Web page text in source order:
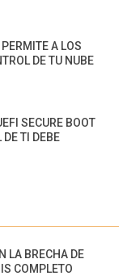
A LOS
DE TU NUBE
SECURE BOOT
TI DEBE
LA BRECHA DE
COMPLETO